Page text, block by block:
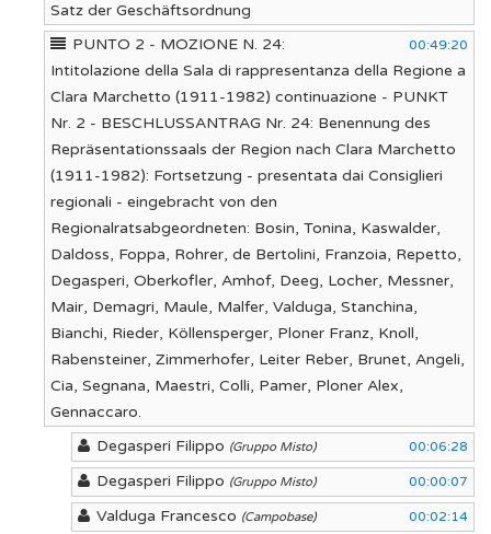
Satz der Geschäftsordnung
00:49:20
PUNTO 2 - MOZIONE N. 24:
Intitolazione della Sala di rappresentanza della Regione a
Clara Marchetto (1911-1982) continuazione - PUNKT
Nr. 2 - BESCHLUSSANTRAG Nr. 24: Benennung des
Repräsentationssaals der Region nach Clara Marchetto
(1911-1982): Fortsetzung - presentata dai Consiglieri
regionali - eingebracht von den
Regionalratsabgeordneten: Bosin, Tonina, Kaswalder,
Daldoss, Foppa, Rohrer, de Bertolini, Franzoia, Repetto,
Degasperi, Oberkofler, Amhof, Deeg, Locher, Messner,
Mair, Demagri, Maule, Malfer, Valduga, Stanchina,
Bianchi, Rieder, Köllensperger, Ploner Franz, Knoll,
Rabensteiner, Zimmerhofer, Leiter Reber, Brunet, Angeli,
Cia, Segnana, Maestri, Colli, Pamer, Ploner Alex,
Gennaccaro.
00:06:28
Degasperi Filippo (Gruppo Misto)
00:00:07
Degasperi Filippo (Gruppo Misto)
00:02:14
Valduga Francesco (Campobase)